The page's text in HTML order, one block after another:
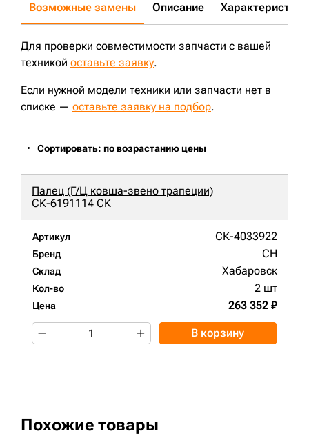
Возможные замены Описание Характеристики
Для проверки совместимости запчасти с вашей
техникой оставьте заявку.
Если нужной модели техники или запчасти нет в
списке — оставьте заявку на подбор.
Сортировать: по возрастанию цены
Палец (Г/Ц ковша-звено трапеции)
СК-6191114 СК
Артикул СК-4033922
Бренд CH
Склад Хабаровск
Кол-во 2 шт
Цена 263 352 ₽
В корзину
Похожие товары